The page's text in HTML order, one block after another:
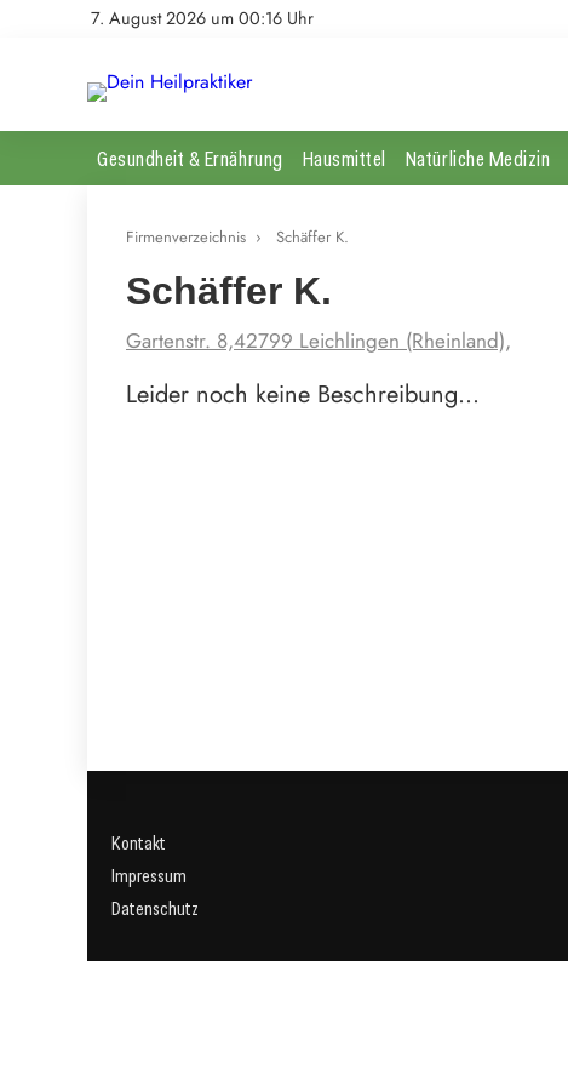
7. August 2026 um 00:16 Uhr
Gesundheit & Ernährung Hausmittel Natürliche Medizin
Firmenverzeichnis › Schäffer K.
Schäffer K.
Gartenstr. 8,42799 Leichlingen (Rheinland),
Leider noch keine Beschreibung…
Kontakt
Impressum
Datenschutz